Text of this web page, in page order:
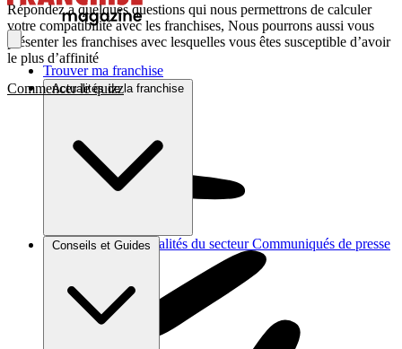
Trouver ma franchise
Actualités de la franchise
Brèves et actus Actualités du secteur Communiqués de presse
Conseils et Guides
Répondez a quelques questions qui nous permettrons de calculer
votre compatibilité avec les franchises, Nous pourrons aussi vous
présenter les franchises avec lesquelles vous êtes susceptible d’avoir
le plus d’affinité
Commencer le quizz